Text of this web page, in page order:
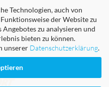
Technologien, auch von
der Website zu
zu analysieren und
bieten zu können.
unserer Datenschutzerklärung.